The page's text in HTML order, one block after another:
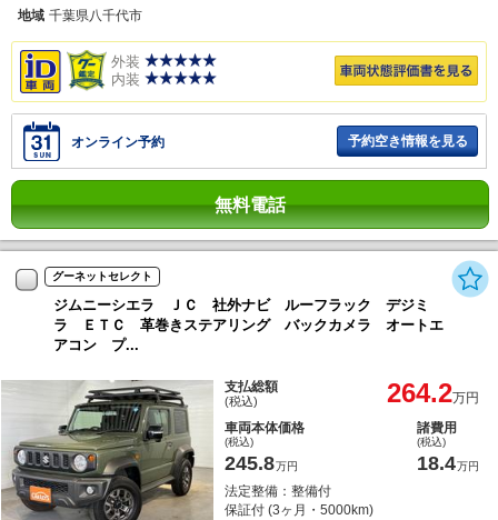
地域 千葉県八千代市
外装
内装
オンライン予約 予約空き情報を見る
無料電話
グーネットセレクト
ジムニーシエラ ＪＣ 社外ナビ ルーフラック デジミ
ラ ＥＴＣ 革巻きステアリング バックカメラ オートエ
アコン プ...
支払総額
(税込) 264.2万円
車両本体価格
(税込)
245.8万円
諸費用
(税込)
18.4万円
法定整備：整備付
保証付 (3ヶ月・5000km)